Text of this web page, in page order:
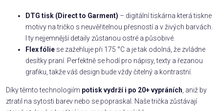
DTG tisk (Direct to Garment) – digitální tiskárna která tiskne
motivy na tričko s neuvěřitelnou přesností a v živých barvách.
I ty nejjemnější detaily zůstanou ostré a působivé.
Flex fólie se zažehluje při 175 °C a je tak odolná, že zvládne
desítky praní. Perfektně se hodí pro nápisy, texty a řezanou
grafiku, takže váš design bude vždy čitelný a kontrastní.
Díky těmto technologiím potisk vydrží i po 20+ vypráních , aniž by
ztratil na sytosti barev nebo se popraskal. Naše trička zůstávají